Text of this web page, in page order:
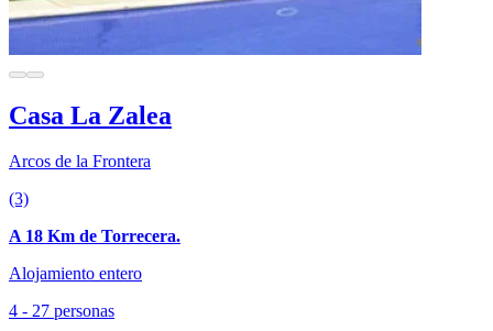
Casa La Zalea
Arcos de la Frontera
(3)
A 18 Km de Torrecera.
Alojamiento entero
4 - 27 personas